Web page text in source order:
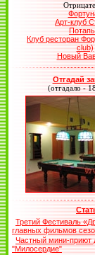
Арт-клуб
Клуб ресторан
club)
Новый
Отгадай
(отгадало -
Третий Фестиваль
главных фильмов
Частный мини-приют
"Милосердие"